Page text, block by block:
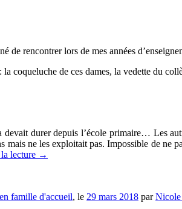
de rencontrer lors de mes années
coqueluche de ces dames, la vedette du
durer depuis l’école primaire… Les
mais ne les exploitait pas. Impossible de ne
lecture →
famille d'accueil, le 29 mars 2018 par